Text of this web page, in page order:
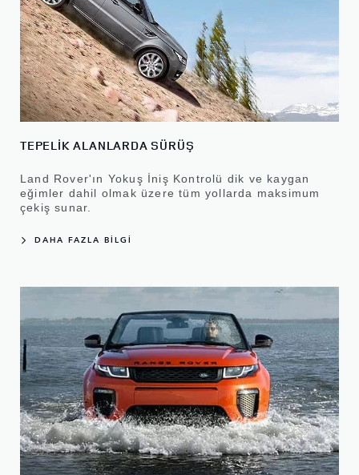
TEPELİK ALANLARDA SÜRÜŞ
Land Rover'ın Yokuş İniş Kontrolü dik ve kaygan
eğimler dahil olmak üzere tüm yollarda maksimum
çekiş sunar.
DAHA FAZLA BİLGİ